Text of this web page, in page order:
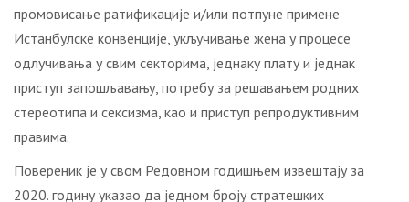
промовисање ратификације и/или потпуне примене
Истанбулске конвенције, укључивање жена у процесе
одлучивања у свим секторима, једнаку плату и једнак
приступ запошљавању, потребу за решавањем родних
стереотипа и сексизма, као и приступ репродуктивним
правима.
Повереник је у свом Редовном годишњем извештају за
2020. годину указао да једном броју стратешких